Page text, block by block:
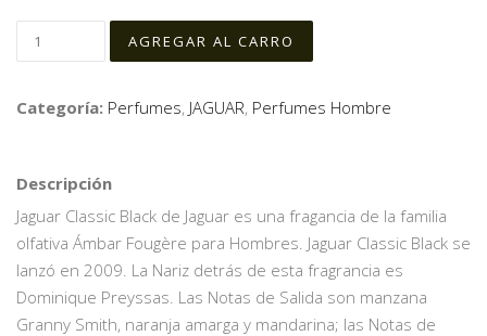
Categoría: Perfumes, JAGUAR, Perfumes Hombre
Descripción
Jaguar Classic Black de Jaguar es una fragancia de la familia
olfativa Ámbar Fougère para Hombres. Jaguar Classic Black se
lanzó en 2009. La Nariz detrás de esta fragrancia es
Dominique Preyssas. Las Notas de Salida son manzana
Granny Smith, naranja amarga y mandarina; las Notas de